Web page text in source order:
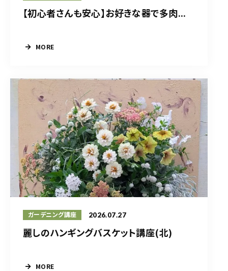
【初心者さんも安心】お好きな器で多肉...
MORE
ガーデニング講座 2026.07.27
麗しのハンギングバスケット講座(北)
MORE